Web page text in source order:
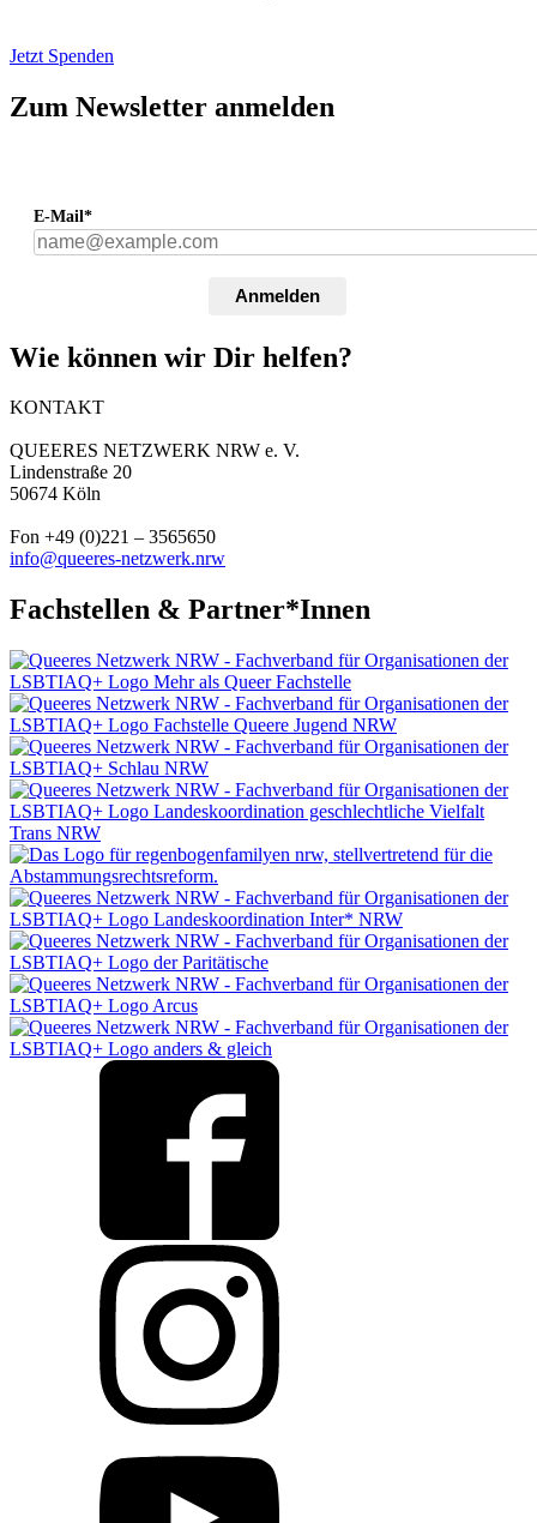
Jetzt Spenden
Zum Newsletter anmelden
E-Mail*
Anmelden
Wie können wir Dir helfen?
KONTAKT
QUEERES NETZWERK NRW e. V.
Lindenstraße 20
50674 Köln
Fon +49 (0)221 – 3565650
info@queeres-netzwerk.nrw
Fachstellen & Partner*Innen